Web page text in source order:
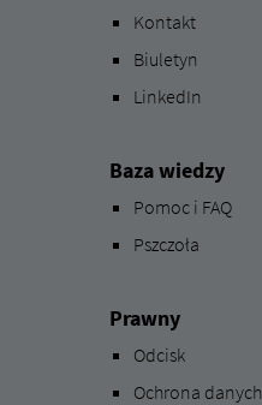
Kontakt
Biuletyn
LinkedIn
Baza wiedzy
Pomoc i FAQ
Pszczoła
Prawny
Odcisk
Ochrona danych